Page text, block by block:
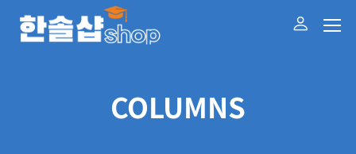
COLUMNS